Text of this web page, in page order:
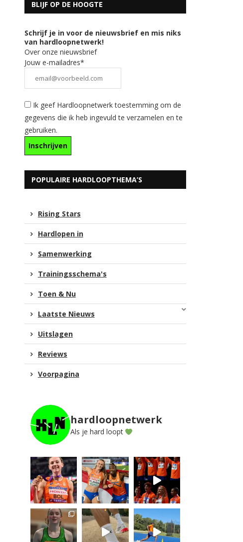
BLIJF OP DE HOOGTE
Schrijf je in voor de nieuwsbrief en mis niks
van hardloopnetwerk!
Over onze nieuwsbrief
Jouw e-mailadres*
Ik geef Hardloopnetwerk toestemming om de
gegevens die ik heb ingevuld te verzamelen en te
gebruiken.
POPULAIRE HARDLOOPTHEMA’S
Rising Stars
Hardlopen in
Samenwerking
Trainingsschema's
Toen & Nu
Laatste Nieuws
Uitslagen
Reviews
Voorpagina
hardloopnetwerk
Als je hard loopt